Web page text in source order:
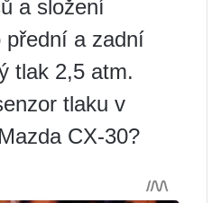
a složení
přední a zadní
tlak 2,5 atm.
tlaku v
CX-30?